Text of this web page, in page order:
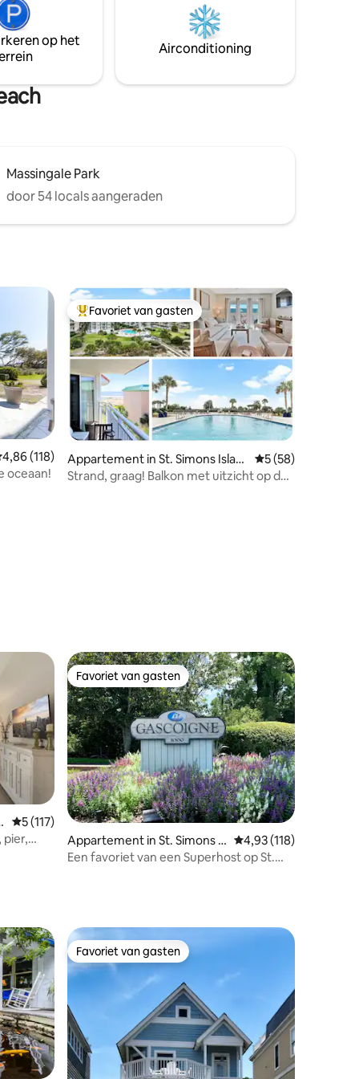
bij de hand hebt om van het strand te
genieten - je hoeft geen vinger uit te
steken - we hebben alles geregeld!
op het
Airconditioning
Massingale Park
door 54 locals aangeraden
beoordeling van 4,86 uit 5, 118 recensies
4,86 (118)
oceaan!
Topfavoriet van gasten
Favoriet van gasten
Appartement in St. Simons Islan
d
Gemiddelde
5 (58)
Strand, graag! Balkon met uitzicht op de
Gemiddelde beoordeling van 5 uit 5, 117 recensies
5 (117)
pier,
Favoriet van gasten
Favoriet van gasten
Appartement in St. Simons Is
land
Gemiddelde
4,93 (118)
Een favoriet van een Superhost op St.
Favoriet van gasten
Favoriet van gasten